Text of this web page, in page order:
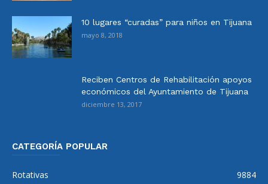
10 lugares “curadas” para niños en Tijuana
mayo 8, 2018
Reciben Centros de Rehabilitación apoyos
económicos del Ayuntamiento de Tijuana
diciembre 13, 2017
CATEGORÍA POPULAR
Rotativas 9884